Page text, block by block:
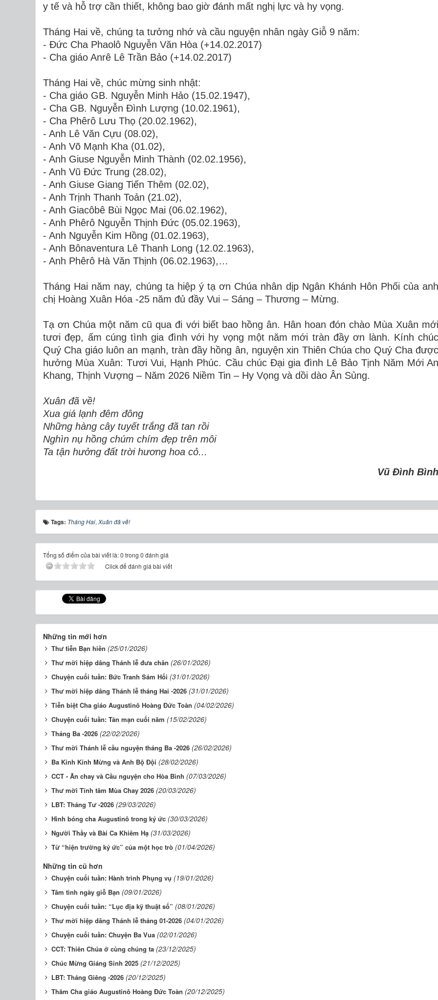
y tế và hỗ trợ cần thiết, không bao giờ đánh mất nghị lực và hy vọng.
Tháng Hai về, chúng ta tưởng nhớ và cầu nguyện nhân ngày Giỗ 9 năm:
- Đức Cha Phaolô Nguyễn Văn Hòa (+14.02.2017)
- Cha giáo Anrê Lê Trần Bảo (+14.02.2017)
Tháng Hai về, chúc mừng sinh nhật:
- Cha giáo GB. Nguyễn Minh Hảo (15.02.1947),
- Cha GB. Nguyễn Đình Lượng (10.02.1961),
- Cha Phêrô Lưu Thọ (20.02.1962),
- Anh Lê Văn Cựu (08.02),
- Anh Võ Mạnh Kha (01.02),
- Anh Giuse Nguyễn Minh Thành (02.02.1956),
- Anh Vũ Đức Trung (28.02),
- Anh Giuse Giang Tiến Thêm (02.02),
- Anh Trịnh Thanh Toản (21.02),
- Anh Giacôbê Bùi Ngọc Mai (06.02.1962),
- Anh Phêrô Nguyễn Thịnh Đức (05.02.1963),
- Anh Nguyễn Kim Hồng (01.02.1963),
- Anh Bônaventura Lê Thanh Long (12.02.1963),
- Anh Phêrô Hà Văn Thịnh (06.02.1963),…
Tháng Hai năm nay, chúng ta hiệp ý tạ ơn Chúa nhân dịp Ngân Khánh Hôn Phối của anh
chị Hoàng Xuân Hóa -25 năm đủ đầy Vui – Sáng – Thương – Mừng.
Tạ ơn Chúa một năm cũ qua đi với biết bao hồng ân. Hân hoan đón chào Mùa Xuân mới
tươi đẹp, ấm cúng tình gia đình với hy vọng một năm mới tràn đầy ơn lành. Kính chúc
Quý Cha giáo luôn an mạnh, tràn đầy hồng ân, nguyện xin Thiên Chúa cho Quý Cha được
hưởng Mùa Xuân: Tươi Vui, Hạnh Phúc. Cầu chúc Đại gia đình Lê Bảo Tịnh Năm Mới An
Khang, Thịnh Vượng – Năm 2026 Niềm Tin – Hy Vọng và dồi dào Ân Sủng.
Xuân đã về!
Xua giá lạnh đêm đông
Những hàng cây tuyết trắng đã tan rồi
Nghìn nụ hồng chúm chím đẹp trên môi
Ta tận hưởng đất trời hương hoa cỏ...
Vũ Đình Bình
Tags: Tháng Hai, Xuân đã về!
Tổng số điểm của bài viết là: 0 trong 0 đánh giá
Click để đánh giá bài viết
Những tin mới hơn
Thư tiễn Bạn hiền (25/01/2026)
Thư mời hiệp dâng Thánh lễ đưa chân (26/01/2026)
Chuyện cuối tuần: Bức Tranh Sám Hối (31/01/2026)
Thư mời hiệp dâng Thánh lễ tháng Hai -2026 (31/01/2026)
Tiễn biệt Cha giáo Augustinô Hoàng Đức Toàn (04/02/2026)
Chuyện cuối tuần: Tản mạn cuối năm (15/02/2026)
Tháng Ba -2026 (22/02/2026)
Thư mời Thánh lễ cầu nguyện tháng Ba -2026 (26/02/2026)
Ba Kinh Kính Mừng và Anh Bộ Đội (28/02/2026)
CCT - Ăn chay và Cầu nguyện cho Hòa Bình (07/03/2026)
Thư mời Tĩnh tâm Mùa Chay 2026 (20/03/2026)
LBT: Tháng Tư -2026 (29/03/2026)
Hình bóng cha Augustinô trong ký ức (30/03/2026)
Người Thầy và Bài Ca Khiêm Hạ (31/03/2026)
Từ “hiện trường ký ức” của một học trò (01/04/2026)
Những tin cũ hơn
Chuyện cuối tuần: Hành trình Phụng vụ (19/01/2026)
Tâm tình ngày giỗ Bạn (09/01/2026)
Chuyện cuối tuần: “Lục địa kỹ thuật số” (08/01/2026)
Thư mời hiệp dâng Thánh lễ tháng 01-2026 (04/01/2026)
Chuyện cuối tuần: Chuyện Ba Vua (02/01/2026)
CCT: Thiên Chúa ở cùng chúng ta (23/12/2025)
Chúc Mừng Giáng Sinh 2025 (21/12/2025)
LBT: Tháng Giêng -2026 (20/12/2025)
Thăm Cha giáo Augustinô Hoàng Đức Toàn (20/12/2025)